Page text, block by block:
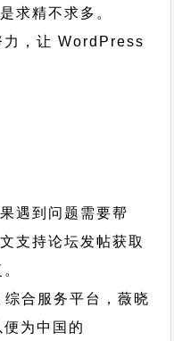
是求精不求多。
力，让 WordPress
遇到问题需要帮
支持论坛发帖获取
合服务平台，薇晓
为中国的